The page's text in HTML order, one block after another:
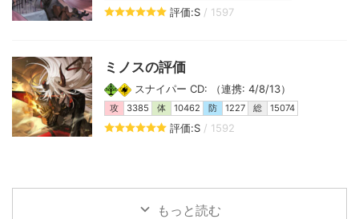
評価:S / 1597
ミノスの評価
スナイパー CD: （連携: 4/8/13）
攻 3385 体 10462 防 1227 総 15074
評価:S / 1592
もっと読む